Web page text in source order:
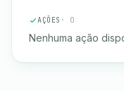
AÇÕES · 0
Nenhuma ação